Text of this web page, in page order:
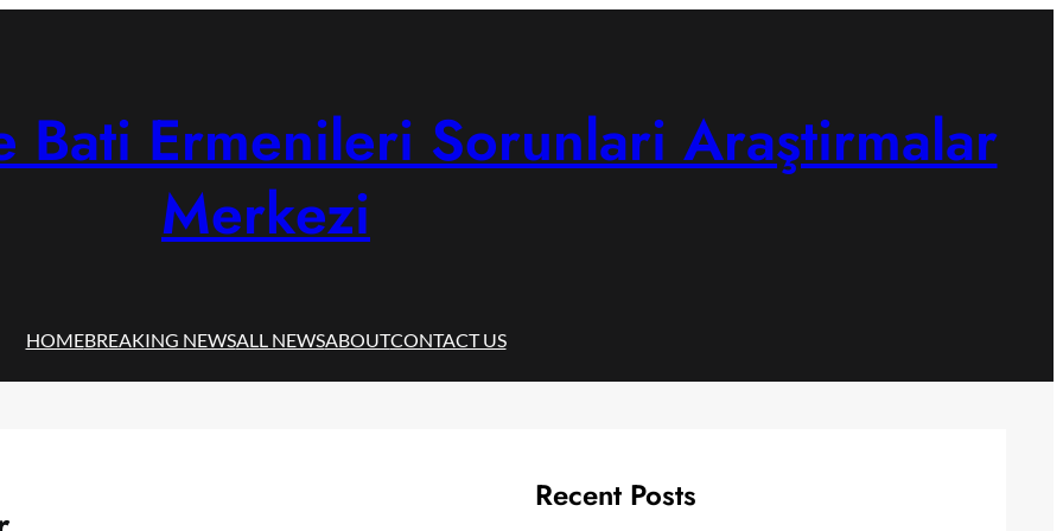
Bati Ermenileri Sorunlari Araştirmalar
Merkezi
HOMEBREAKING NEWSALL NEWSABOUTCONTACT US
Recent Posts